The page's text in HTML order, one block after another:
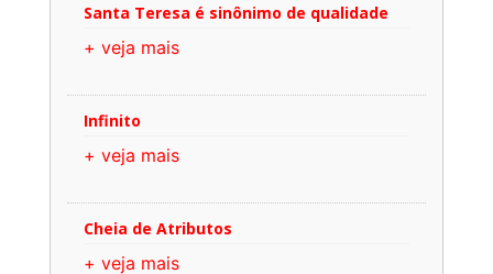
Santa Teresa é sinônimo de qualidade
+ veja mais
Infinito
+ veja mais
Cheia de Atributos
+ veja mais